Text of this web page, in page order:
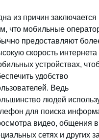
из причин заключается
что мобильные
предоставляют
скорость интернета
устройствах,
удобство
Ведь
людей
для поиска
видео, общения в
сетях и других